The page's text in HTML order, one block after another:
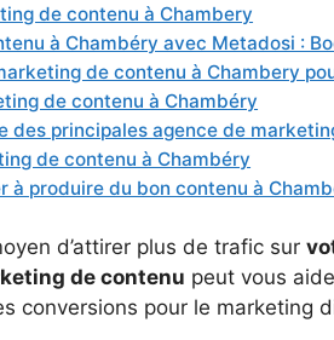
de contenu à Chambery
à Chambéry avec Metadosi :
de contenu à Chambery
de contenu à Chambéry
des principales agence de
de contenu à Chambéry
à produire du bon contenu à
d’attirer plus de trafic sur
de contenu peut vous
conversions pour le marketing